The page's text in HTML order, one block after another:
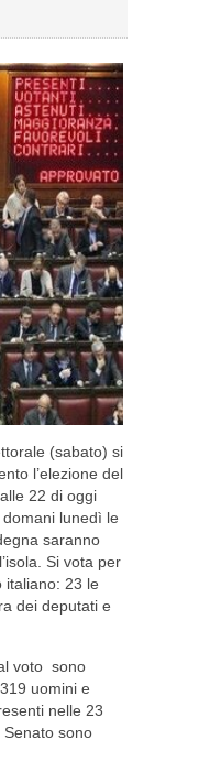
(sabato) si
l’elezione del
22 di oggi
lunedì le
saranno
Si vota per
italiano: 23 le
dei deputati e
voto sono
uomini e
nelle 23
sono